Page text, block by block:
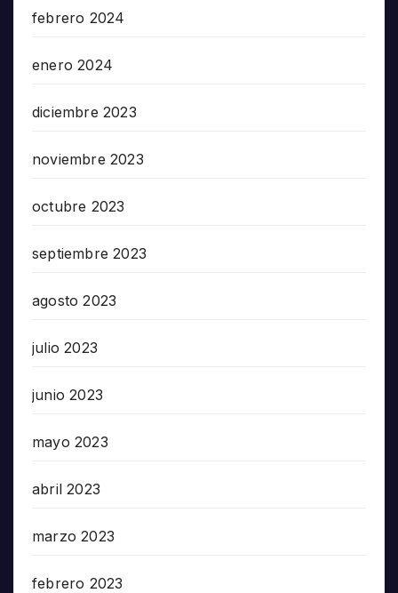
febrero 2024
enero 2024
diciembre 2023
noviembre 2023
octubre 2023
septiembre 2023
agosto 2023
julio 2023
junio 2023
mayo 2023
abril 2023
marzo 2023
febrero 2023